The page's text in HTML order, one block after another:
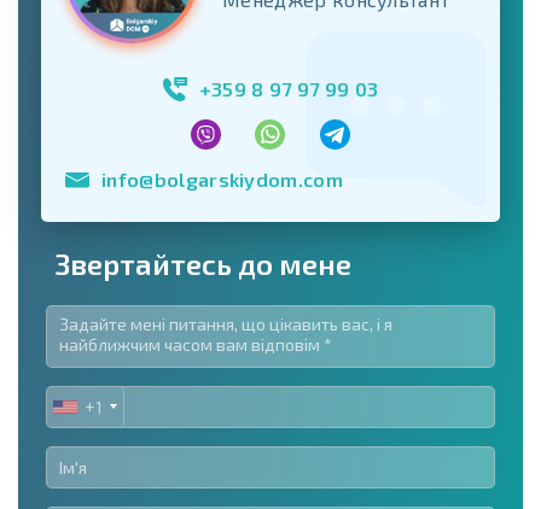
+359 8 97 97 99 03
info@bolgarskiydom.com
Звертайтесь до мене
UNITED
STATES
+1
+1